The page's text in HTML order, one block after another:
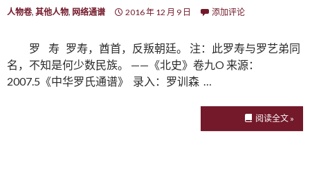
人物卷, 其他人物, 网络通谱 2016 年 12 月 9 日 添加评论
罗 寿 罗寿，酋首，反叛朝廷。 注：此罗寿与罗艺弟同
名，不知是何少数民族。 ——《北史》卷九O 来源：
2007.5《中华罗氏通谱》 录入：罗训森 …
阅读全文 »